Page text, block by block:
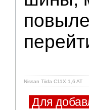
Nissan Tiida C11X 1,6 AT
Для